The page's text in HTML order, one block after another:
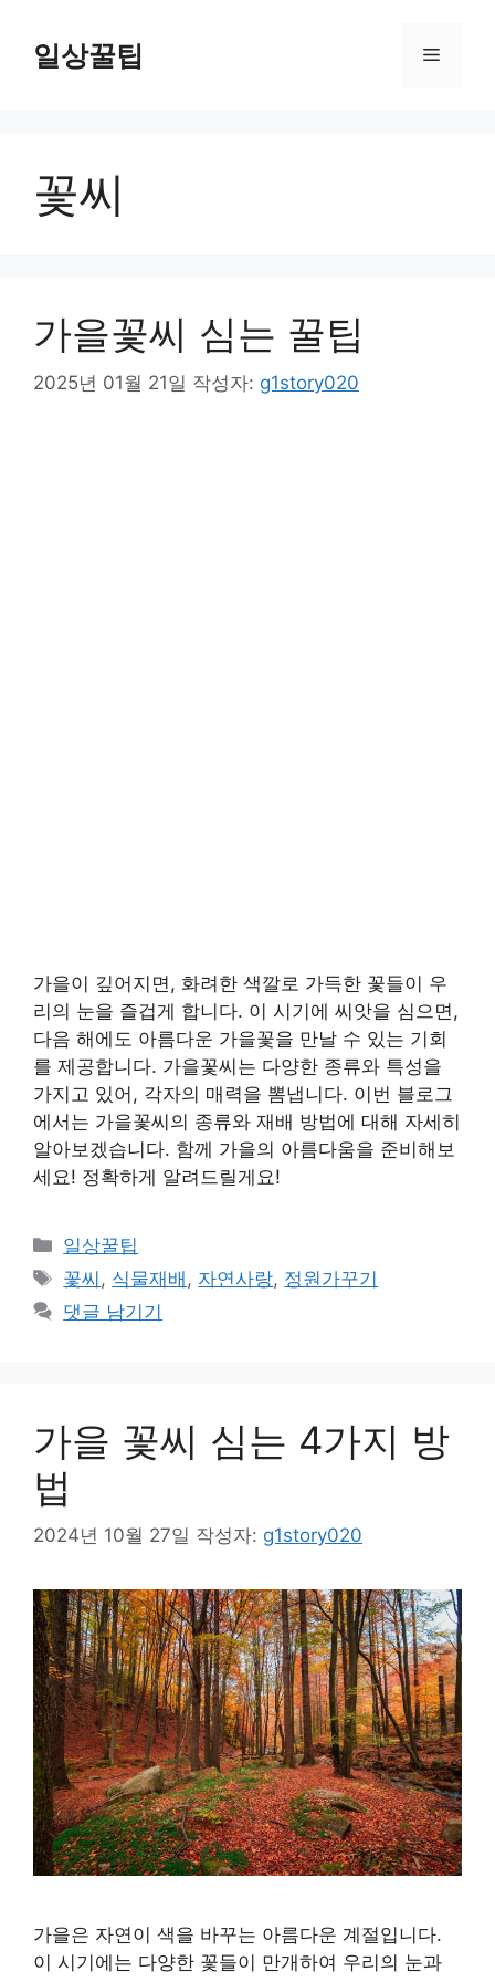
일상꿀팁 메
꽃씨
가을꽃씨 심는 꿀팁
2025년 01월 21일 작성자: g1story020
가을이 깊어지면, 화려한 색깔로 가득한 꽃들이 우
리의 눈을 즐겁게 합니다. 이 시기에 씨앗을 심으면,
다음 해에도 아름다운 가을꽃을 만날 수 있는 기회
를 제공합니다. 가을꽃씨는 다양한 종류와 특성을
가지고 있어, 각자의 매력을 뽐냅니다. 이번 블로그
에서는 가을꽃씨의 종류와 재배 방법에 대해 자세히
알아보겠습니다. 함께 가을의 아름다움을 준비해보
세요! 정확하게 알려드릴게요!
카
테
고
리
일상꿀팁
태
그
꽃씨 , 식물재배 , 자연사랑, 정원가꾸기
댓글 남기기
가을 꽃씨 심는 4가지 방
법
2024년 10월 27일 작성자: g1story020
가을은 자연이 색을 바꾸는 아름다운 계절입니다.
이 시기에는 다양한 꽃들이 만개하여 우리의 눈과